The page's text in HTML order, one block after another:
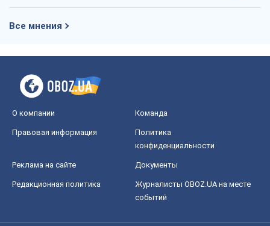
Все мнения
О компании Команда
Правовая информация
Политика
конфиденциальности
Реклама на сайте Документы
Редакционная политика
Журналисты OBOZ.UA на месте
событий